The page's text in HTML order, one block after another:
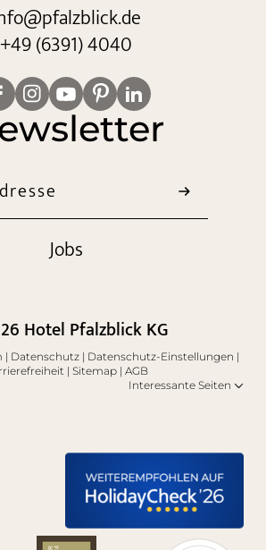
pfalzblick.de
+49 (6391) 4040
Jobs
Hotel Pfalzblick KG
| Datenschutz | Datenschutz-Einstellungen |
| Sitemap | AGB
Interessante Seiten